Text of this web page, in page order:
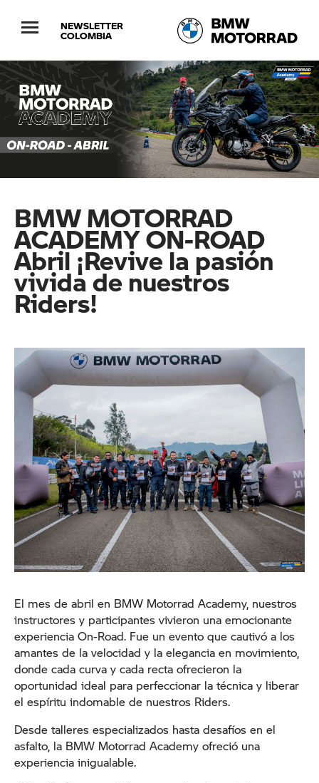
NEWSLETTER
COLOMBIA
BMW MOTORRAD
ACADEMY ON-ROAD
Abril ¡Revive la pasión
vivida de nuestros
Riders!
El mes de abril en BMW Motorrad Academy, nuestros
instructores y participantes vivieron una emocionante
experiencia On-Road. Fue un evento que cautivó a los
amantes de la velocidad y la elegancia en movimiento,
donde cada curva y cada recta ofrecieron la
oportunidad ideal para perfeccionar la técnica y liberar
el espíritu indomable de nuestros Riders.
Desde talleres especializados hasta desafíos en el
asfalto, la BMW Motorrad Academy ofreció una
experiencia inigualable.